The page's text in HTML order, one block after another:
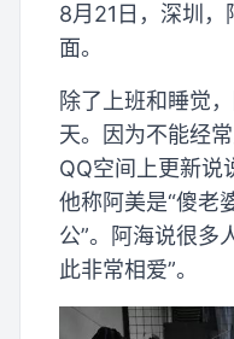
8月21日，深圳
面。
除了上班和睡觉
天。因为不能经
QQ空间上更新说
他称阿美是“傻老
公”。阿海说很多
此非常相爱”。